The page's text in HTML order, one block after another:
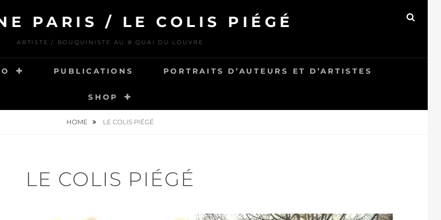
PARIS / LE COLIS PIÉGÉ
ARTISTE / BOUQUINISTE AU 8 QUAI DU LOUVRE
PUBLICATIONS PORTRAITS D’AUTEURS ET D’ARTISTES
SHOP
HOME LE COLIS PIÉGÉ
LE COLIS PIÉGÉ